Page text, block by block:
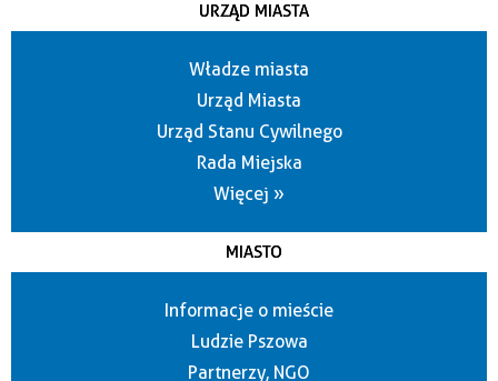
URZĄD MIASTA
Władze miasta
Urząd Miasta
Urząd Stanu Cywilnego
Rada Miejska
Więcej »
MIASTO
Informacje o mieście
Ludzie Pszowa
Partnerzy, NGO